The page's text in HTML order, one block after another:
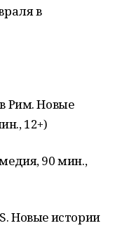
в
Рим. Новые
12+)
90 мин.,
Новые истории